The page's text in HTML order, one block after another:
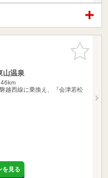
お気に入
りに追加
山温泉
越西線に乗換え、『会津若松
を見る